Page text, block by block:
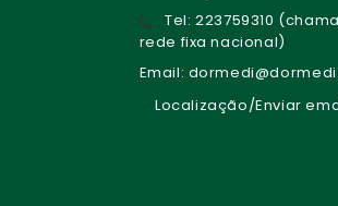
Tel: 223759310
rede fixa nacional)
Email:
Localização/Enviar